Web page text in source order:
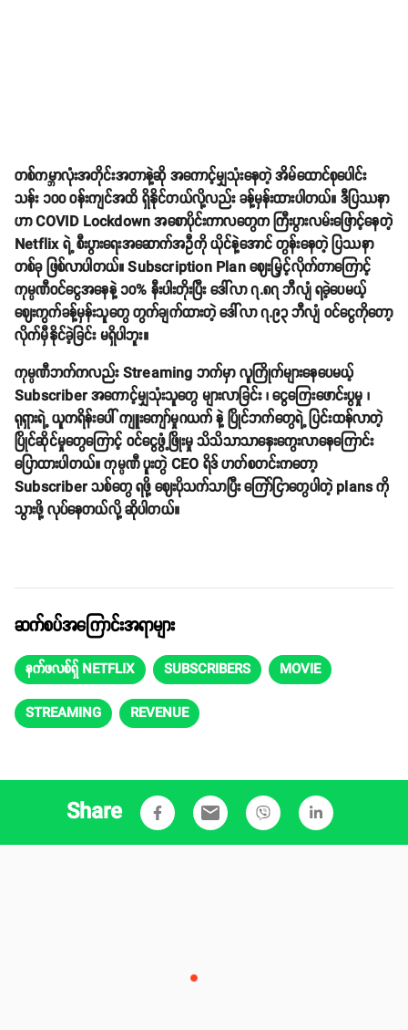
တစ်ကမ္ဘာလုံးအတိုင်းအတာနဲ့ဆို အကောင့်မျှသုံးနေတဲ့ အိမ်ထောင်စုပေါင်း
သန်း ၁၀၀ ဝန်းကျင်အထိ ရှိနိုင်တယ်လို့လည်း ခန့်မှန်းထားပါတယ်။ ဒီပြဿနာ
ဟာ COVID Lockdown အစောပိုင်းကာလတွေက ကြီးပွားလမ်းဖြောင့်နေတဲ့
Netflix ရဲ့ စီးပွားရေးအဆောက်အဦကို ယိုင်နဲ့အောင် တွန်းနေတဲ့ ပြဿနာ
တစ်ခု ဖြစ်လာပါတယ်။ Subscription Plan ဈေးမြှင့်လိုက်တာကြောင့်
ကုမ္ပဏီဝင်ငွေအနေနဲ့ ၁၀% နီးပါးတိုးပြီး ဒေါ်လာ ၇.၈၇ ဘီလျံ ရခဲ့ပေမယ့်
ဈေးကွက်ခန့်မှန်းသူတွေ တွက်ချက်ထားတဲ့ ဒေါ်လာ ၇.၉၃ ဘီလျံ ဝင်ငွေကိုတော့
လိုက်မှီနိုင်ခဲ့ခြင်း မရှိပါဘူး။
ကုမ္ပဏီဘက်ကလည်း Streaming ဘက်မှာ လူကြိုက်များနေပေမယ့်
Subscriber အကောင့်မျှသုံးသူတွေ များလာခြင်း ၊ ငွေကြေးဖောင်းပွမှု ၊
ရုရှားရဲ့ ယူကရိန်းပေါ် ကျူးကျော်မှုဂယက် နဲ့ ပြိုင်ဘက်တွေရဲ့ ပြင်းထန်လာတဲ့
ပြိုင်ဆိုင်မှုတွေကြောင့် ဝင်ငွေဖွံ့ဖြိုးမှု သိသိသာသာနှေးကွေးလာနေကြောင်း
ပြောထားပါတယ်။ ကုမ္ပဏီ ပူးတွဲ CEO ရိဒ် ဟတ်စတင်းကတော့
Subscriber သစ်တွေ ရဖို့ ဈေးပိုသက်သာပြီး ကြော်ငြာတွေပါတဲ့ plans ကို
သွားဖို့ လုပ်နေတယ်လို့ ဆိုပါတယ်။
ဆက်စပ်အကြောင်းအရာများ
နက်ဖလစ်ရှ် NETFLIX SUBSCRIBERS MOVIE
STREAMING REVENUE
Share email